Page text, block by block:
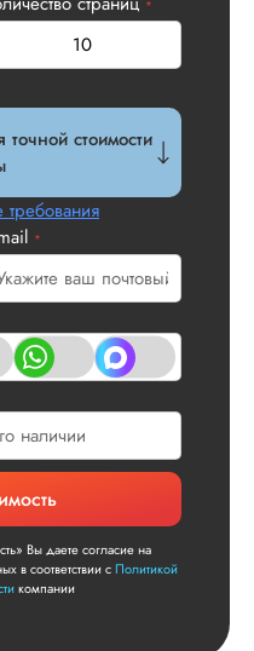
*
стоимости
*
Вы даете согласие на
в соответствии сПолитикой
компании
Диссертация
Дата:2026-05-21
У нас с другом
устроила стоимость
услуги, наличие
официального
договора. Само
по структуре
что не было
все в порядке в
не задалбывали,
посмотрели, что
Читать полный
улыбкой!